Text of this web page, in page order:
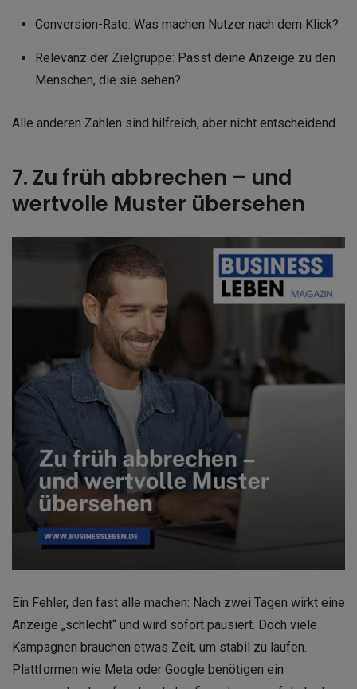
Conversion-Rate: Was machen Nutzer nach dem Klick?
Relevanz der Zielgruppe: Passt deine Anzeige zu den
Menschen, die sie sehen?
Alle anderen Zahlen sind hilfreich, aber nicht entscheidend.
7. Zu früh abbrechen – und
wertvolle Muster übersehen
Ein Fehler, den fast alle machen: Nach zwei Tagen wirkt eine
Anzeige „schlecht“ und wird sofort pausiert. Doch viele
Kampagnen brauchen etwas Zeit, um stabil zu laufen.
Plattformen wie Meta oder Google benötigen ein